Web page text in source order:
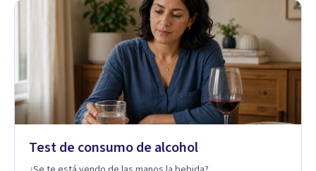
Test de consumo de alcohol